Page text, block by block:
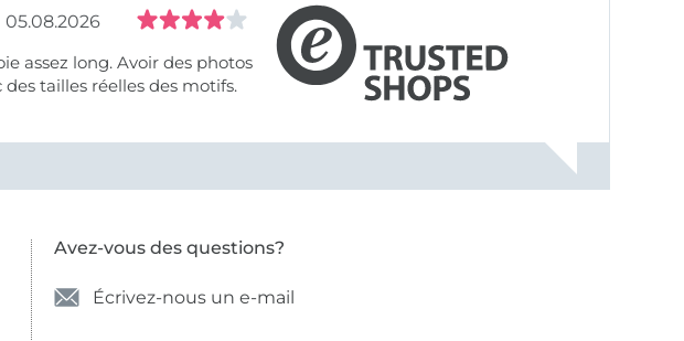
05.08.2026
assez long. Avoir des photos
des tailles réelles des motifs.
Avez-vous des questions?
Écrivez-nous un e-mail